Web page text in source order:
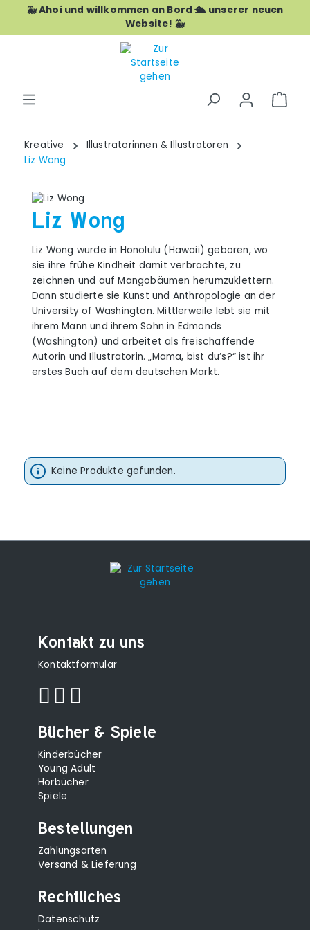
Zum Hauptinhalt springen
🐳 Ahoi und willkommen an Bord 🛳️ unserer neuen
Website! 🐳
Kreative
Illustratorinnen & Illustratoren
Liz Wong
Liz Wong
Liz Wong wurde in Honolulu (Hawaii) geboren, wo
sie ihre frühe Kindheit damit verbrachte, zu
zeichnen und auf Mangobäumen herumzuklettern.
Dann studierte sie Kunst und Anthropologie an der
University of Washington. Mittlerweile lebt sie mit
ihrem Mann und ihrem Sohn in Edmonds
(Washington) und arbeitet als freischaffende
Autorin und Illustratorin. „Mama, bist du’s?“ ist ihr
erstes Buch auf dem deutschen Markt.
Keine Produkte gefunden.
Kontakt zu uns
Kontaktformular
Bücher & Spiele
Kinderbücher
Young Adult
Hörbücher
Spiele
Bestellungen
Zahlungsarten
Versand & Lieferung
Rechtliches
Datenschutz